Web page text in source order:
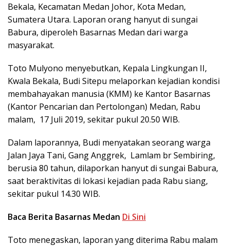
Bekala, Kecamatan Medan Johor, Kota Medan,
Sumatera Utara. Laporan orang hanyut di sungai
Babura, diperoleh Basarnas Medan dari warga
masyarakat.
Toto Mulyono menyebutkan, Kepala Lingkungan II,
Kwala Bekala, Budi Sitepu melaporkan kejadian kondisi
membahayakan manusia (KMM) ke Kantor Basarnas
(Kantor Pencarian dan Pertolongan) Medan, Rabu
malam, 17 Juli 2019, sekitar pukul 20.50 WIB.
Dalam laporannya, Budi menyatakan seorang warga
Jalan Jaya Tani, Gang Anggrek, Lamlam br Sembiring,
berusia 80 tahun, dilaporkan hanyut di sungai Babura,
saat beraktivitas di lokasi kejadian pada Rabu siang,
sekitar pukul 14.30 WIB.
Baca Berita Basarnas Medan Di Sini
Toto menegaskan, laporan yang diterima Rabu malam